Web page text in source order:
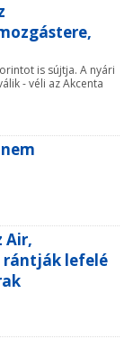
is sújtja. A nyári
- véli az Akcenta
Air,
rántják lefelé